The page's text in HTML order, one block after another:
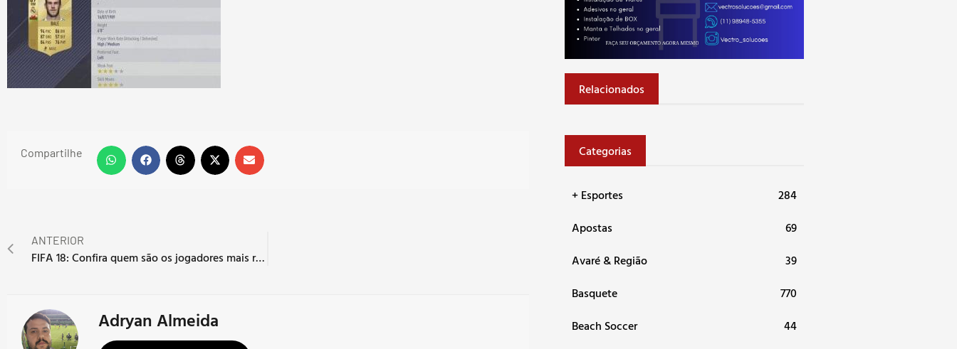
Compartilhe
ANTERIOR
FIFA 18: Confira quem são os jogadores mais rápidos de todo o game:
Adryan Almeida
Relacionados
Categorias
+ Esportes
284
Apostas
69
Avaré & Região
39
Basquete
770
Beach Soccer
44